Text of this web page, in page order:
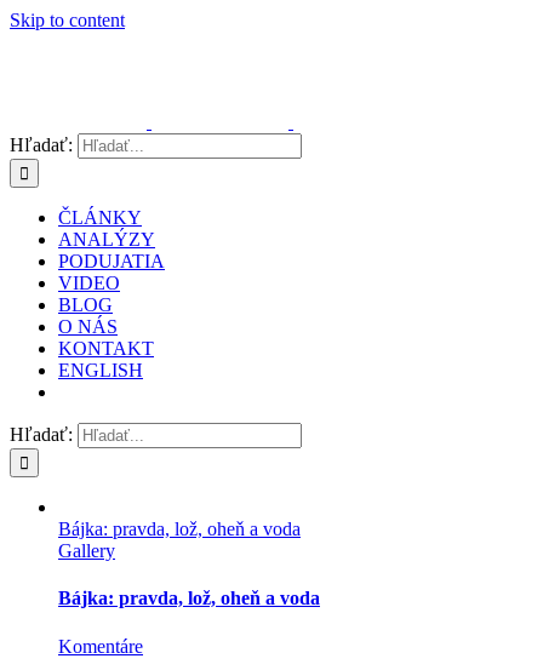
Skip to content
Hľadať:
ČLÁNKY
ANALÝZY
PODUJATIA
VIDEO
BLOG
O NÁS
KONTAKT
ENGLISH
Hľadať:
Bájka: pravda, lož, oheň a voda
Gallery
Bájka: pravda, lož, oheň a voda
Komentáre